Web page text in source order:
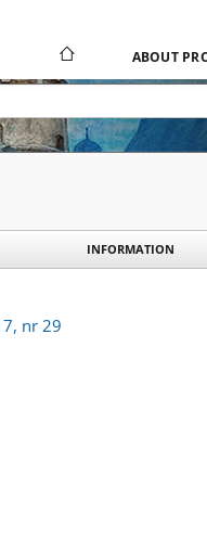
ABOUT
INFORMATION
nr 29